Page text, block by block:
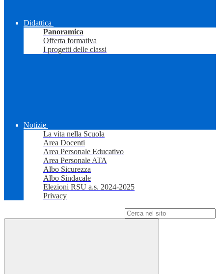
Didattica
Panoramica
Offerta formativa
I progetti delle classi
Notizie
La vita nella Scuola
Area Docenti
Area Personale Educativo
Area Personale ATA
Albo Sicurezza
Albo Sindacale
Elezioni RSU a.s. 2024-2025
Privacy